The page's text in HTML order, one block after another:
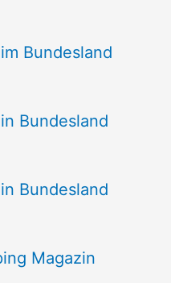
Bundesland
Bundesland
Bundesland
Magazin